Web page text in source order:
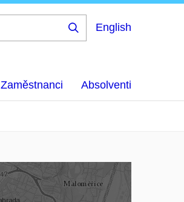
English
Zaměstnanci Absolventi